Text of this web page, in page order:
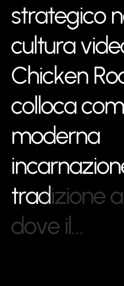
strategico n
culturavide
Chicken Ro
collocacom
moderna
incarnazion
tradizionea
dove il…